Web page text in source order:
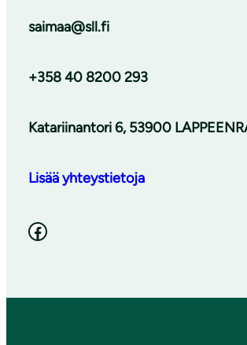
saimaa@sll.fi
+358 40 8200 293
Katariinantori 6, 53900
Lisää yhteystietoja
Facebook